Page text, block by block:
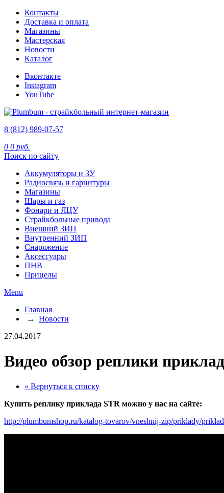
Контакты
Доставка и оплата
Магазины
Мастерская
Новости
Каталог
Вконтакте
Instagram
YouTube
8 (812) 989-07-57
0 0 руб.
Поиск по сайту
Аккумуляторы и ЗУ
Радиосвязь и гарнитуры
Магазины
Шары и газ
Фонари и ЛЦУ
Страйкбольные привода
Внешний ЗИП
Внутренний ЗИП
Снаряжение
Аксессуары
ПНВ
Прицелы
Menu
Главная
→ Новости
27.04.2017
Видео обзор реплики
« Вернуться к списку
Купить реплику приклада STR можно у нас на сайте:
http://plumbumshop.ru/katalog-tovarov/vneshnij-zip/priklady/